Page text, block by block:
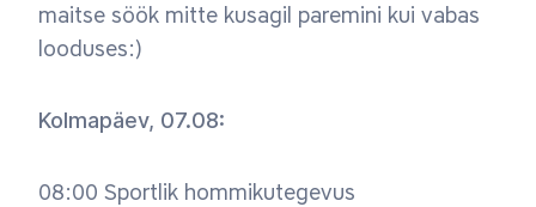
maitse söök mitte kusagil paremini kui vabas
looduses:)
Kolmapäev, 07.08:
08:00 Sportlik hommikutegevus